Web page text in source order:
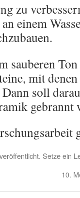
zu
einem
sauberen
mit
soll
gebrannt
veröffentlicht. Setze ein
10.